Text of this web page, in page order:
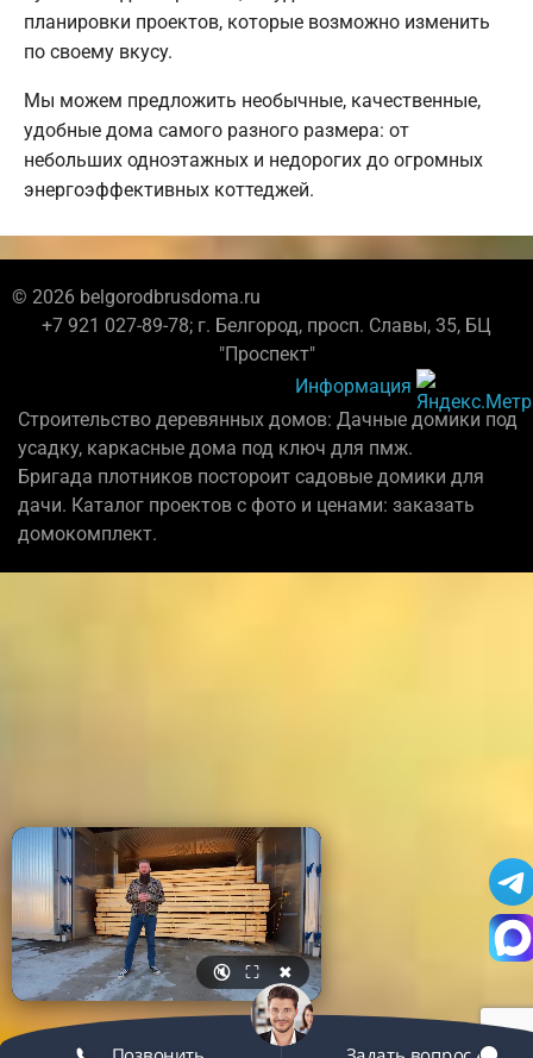
планировки проектов, которые возможно изменить
по своему вкусу.
Мы можем предложить необычные, качественные,
удобные дома самого разного размера: от
небольших одноэтажных и недорогих до огромных
энергоэффективных коттеджей.
© 2026 belgorodbrusdoma.ru
+7 921 027-89-78; г. Белгород, просп. Славы, 35, БЦ
"Проспект"
Информация
Строительство деревянных домов: Дачные домики под
усадку, каркасные дома под ключ для пмж.
Бригада плотников постороит садовые домики для
дачи. Каталог проектов с фото и ценами: заказать
домокомплект.
🔇 ⛶ ✖